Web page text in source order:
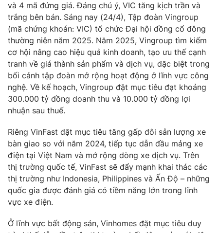
Tổng đài VTV:024.38 355 931 - 024.38 355 932
Ðiện thoại Thời báo VTV:024.66 897 897
Email:toasoan@vtv.vn
Liên hệ quảng cáo:024-7300.7108
® Cấm sao chép dưới mọi hình thức nếu không có sự chấp
thuận bằng văn bản. Ghi rõ nguồn VTV.vn khi phát hành lại
thông tin từ website này.
và 4 mã đứng giá. Đáng chú ý, VIC tăng kịch trần và
trắng bên bán. Sáng nay (24/4), Tập đoàn Vingroup
(mã chứng khoán: VIC) tổ chức Đại hội đồng cổ đông
thường niên năm 2025. Năm 2025, Vingroup tìm kiếm
cơ hội nâng cao hiệu quả kinh doanh, tạo ưu thế cạnh
tranh về giá thành sản phẩm và dịch vụ, đặc biệt trong
bối cảnh tập đoàn mở rộng hoạt động ở lĩnh vực công
nghệ. Về kế hoạch, Vingroup đặt mục tiêu đạt khoảng
300.000 tỷ đồng doanh thu và 10.000 tỷ đồng lợi
nhuận sau thuế.
Riêng VinFast đặt mục tiêu tăng gấp đôi sản lượng xe
bàn giao so với năm 2024, tiếp tục dẫn đầu mảng xe
điện tại Việt Nam và mở rộng dòng xe dịch vụ. Trên
thị trường quốc tế, VinFast sẽ đẩy mạnh khai thác các
thị trường như Indonesia, Philippines và Ấn Độ – những
quốc gia được đánh giá có tiềm năng lớn trong lĩnh
vực xe điện.
Ở lĩnh vực bất động sản, Vinhomes đặt mục tiêu duy